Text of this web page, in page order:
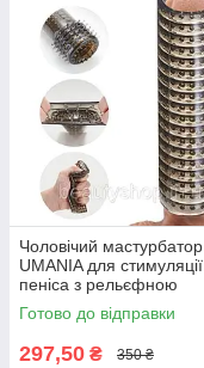
Чоловічий мастурбатор
UMANIA для стимуляції
пеніса з рельєфною
текстурою та ефектом
масажу ерекційне кільце
прозоре
Готово до відправки
297,50 ₴ 350 ₴